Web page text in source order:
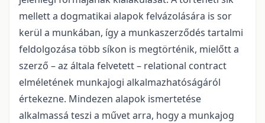
mellett a dogmatikai alapok felvázolására is sor
kerül a munkában, így a munkaszerződés tartalmi
feldolgozása több síkon is megtörténik, mielőtt a
szerző – az általa felvetett – relational contract
elméletének munkajogi alkalmazhatóságáról
értekezne. Mindezen alapok ismertetése
alkalmassá teszi a művet arra, hogy a munkajog